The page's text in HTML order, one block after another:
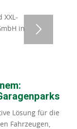
Lösung für die
Fahrzeugen,